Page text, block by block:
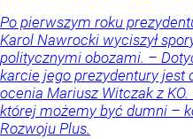
Po pierwszym roku
Karol Nawrocki wyciszył
politycznymi obozami. –
karcie jego prezydentury jest
ocenia Mariusz Witczak z
której możemy być dumni –
Rozwoju Plus.